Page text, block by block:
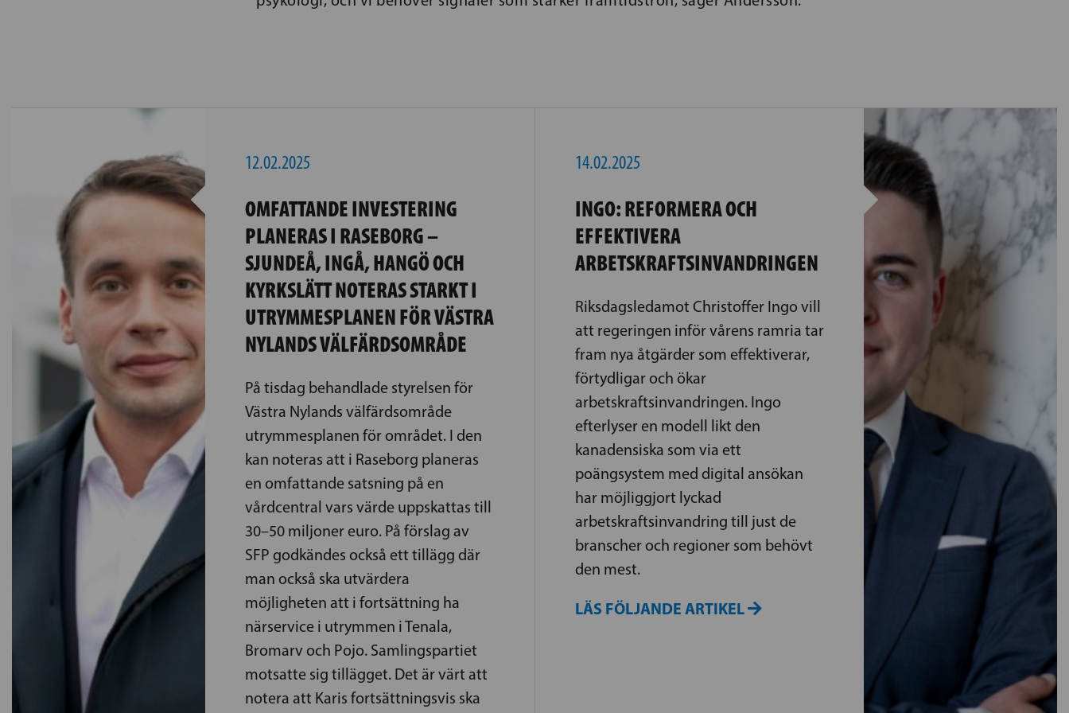
12.02.2025
OMFATTANDE INVESTERING
PLANERAS I RASEBORG –
SJUNDEÅ, INGÅ, HANGÖ OCH
KYRKSLÄTT NOTERAS STARKT I
UTRYMMESPLANEN FÖR VÄSTRA
NYLANDS VÄLFÄRDSOMRÅDE
På tisdag behandlade styrelsen för
Västra Nylands välfärdsområde
utrymmesplanen för området. I den
kan noteras att i Raseborg planeras
en omfattande satsning på en
vårdcentral vars värde uppskattas till
30–50 miljoner euro. På förslag av
SFP godkändes också ett tillägg där
man också ska utvärdera
möjligheten att i fortsättning ha
närservice i utrymmen i Tenala,
Bromarv och Pojo. Samlingspartiet
motsatte sig tillägget. Det är värt att
notera att Karis fortsättningsvis ska
14.02.2025
INGO: REFORMERA OCH
EFFEKTIVERA
ARBETSKRAFTSINVANDRINGEN
Riksdagsledamot Christoffer Ingo vill
att regeringen inför vårens ramria tar
fram nya åtgärder som effektiverar,
förtydligar och ökar
arbetskraftsinvandringen. Ingo
efterlyser en modell likt den
kanadensiska som via ett
poängsystem med digital ansökan
har möjliggjort lyckad
arbetskraftsinvandring till just de
branscher och regioner som behövt
den mest.
LÄS FÖLJANDE ARTIKEL